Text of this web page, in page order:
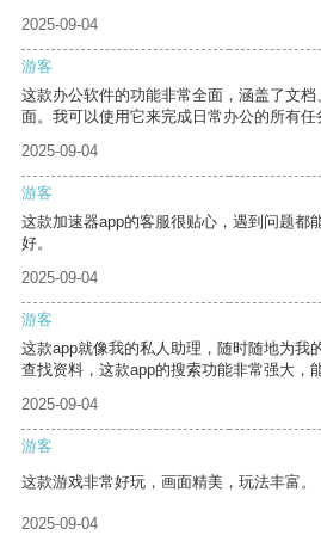
2025-09-04
游客
这款办公软件的功能非常全面，涵盖了文
面。我可以使用它来完成日常办公的所有任
2025-09-04
游客
这款加速器app的客服很贴心，遇到问题都
好。
2025-09-04
游客
这款app就像我的私人助理，随时随地为我
查找资料，这款app的搜索功能非常强大，
2025-09-04
游客
这款游戏非常好玩，画面精美，玩法丰富。
2025-09-04